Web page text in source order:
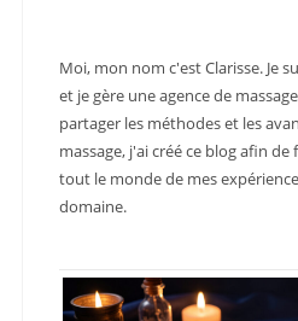
Moi, mon nom c'est Clarisse. Je
et je gère une agence de
partager les méthodes et les
massage, j'ai créé ce blog afin
tout le monde de mes
domaine.